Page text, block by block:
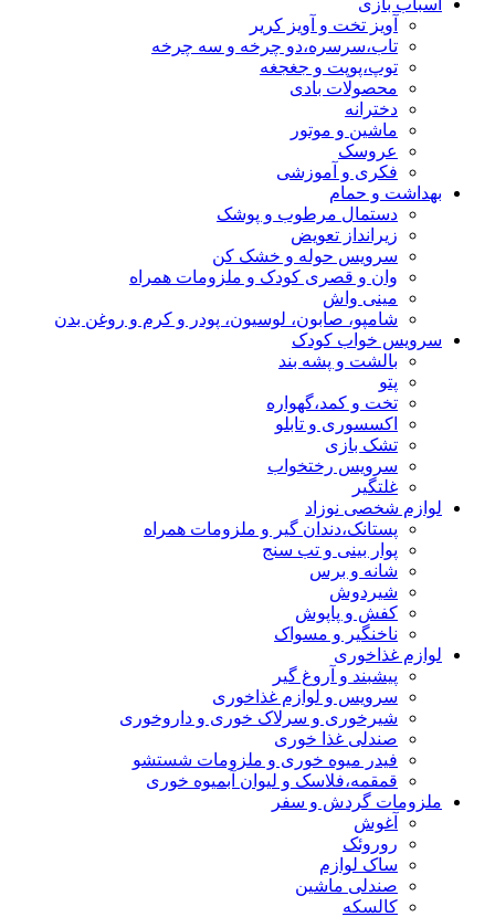
اسباب بازی
آویز تخت و آویز کریر
تاب،سرسره،دو چرخه و سه چرخه
توپ،پوپت و جغجغه
محصولات بادی
دخترانه
ماشین و موتور
عروسک
فکری و آموزشی
بهداشت و حمام
دستمال مرطوب و پوشک
زیرانداز تعویض
سرویس حوله و خشک کن
وان و قصری کودک و ملزومات همراه
مینی واش
شامپو، صابون، لوسیون، پودر و کرم و روغن بدن
سرویس خواب کودک
بالشت و پشه بند
پتو
تخت و کمد،گهواره
اکسسوری و تابلو
تشک بازی
سرویس رختخواب
غلتگیر
لوازم شخصی نوزاد
پستانک،دندان گیر و ملزومات همراه
پوار بینی و تب سنج
شانه و برس
شیردوش
کفش و پاپوش
ناخنگیر و مسواک
لوازم غذاخوری
پیشبند و آروغ گیر
سرویس و لوازم غذاخوری
شیرخوری و سرلاک خوری و داروخوری
صندلی غذا خوری
فیدر میوه خوری و ملزومات شستشو
قمقمه،فلاسک و لیوان آبمیوه خوری
ملزومات گردش و سفر
آغوش
روروئک
ساک لوازم
صندلی ماشین
کالسکه